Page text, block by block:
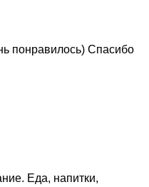
понравилось) Спасибо
Еда, напитки,